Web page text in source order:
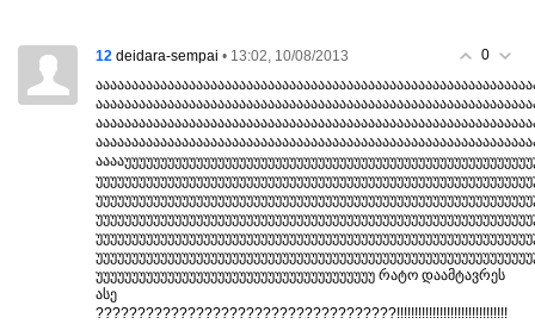
0
12 deidara-sempai • 13:02, 10/08/2013
უუუუუუუუუუუუუუუუუუუუუუუუუუუუუუუუუუუუუუუ რატო დაამტავრეს
ასე
????????????????????????????????????!!!!!!!!!!!!!!!!!!!!!!!!!!!!!!!